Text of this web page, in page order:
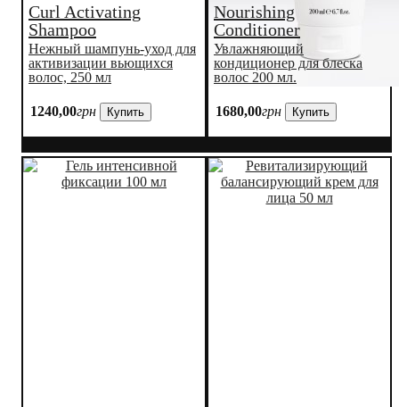
Curl Activating
Shampoo
Нежный шампунь-уход для
активизации вьющихся
волос, 250 мл
1240,00грн Купить
Фаворит
Nourishing
Conditioner
Увлажняющий
кондиционер для блеска
волос 200 мл.
1680,00грн Купить